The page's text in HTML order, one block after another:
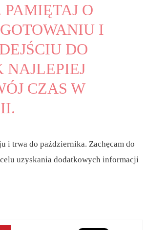
O
I
DO
NAJLEPIEJ
CZAS W
i trwa do października. Zachęcam do
uzyskania dodatkowych informacji